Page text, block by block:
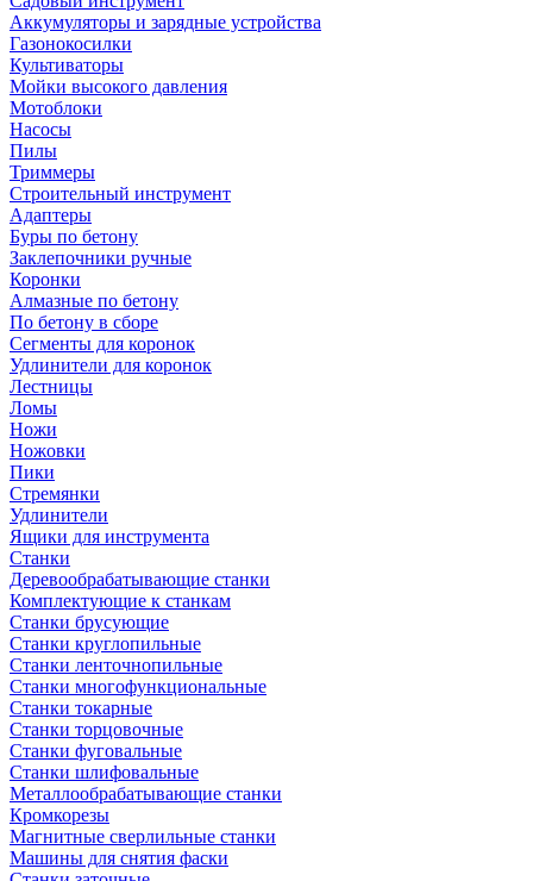
Аккумуляторы и зарядные устройства
Газонокосилки
Культиваторы
Мойки высокого давления
Мотоблоки
Насосы
Пилы
Триммеры
Строительный инструмент
Адаптеры
Буры по бетону
Заклепочники ручные
Коронки
Алмазные по бетону
По бетону в сборе
Сегменты для коронок
Удлинители для коронок
Лестницы
Ломы
Ножи
Ножовки
Пики
Стремянки
Удлинители
Ящики для инструмента
Станки
Деревообрабатывающие станки
Комплектующие к станкам
Станки брусующие
Станки круглопильные
Станки ленточнопильные
Станки многофункциональные
Станки токарные
Станки торцовочные
Станки фуговальные
Станки шлифовальные
Металлообрабатывающие станки
Кромкорезы
Магнитные сверлильные станки
Машины для снятия фаски